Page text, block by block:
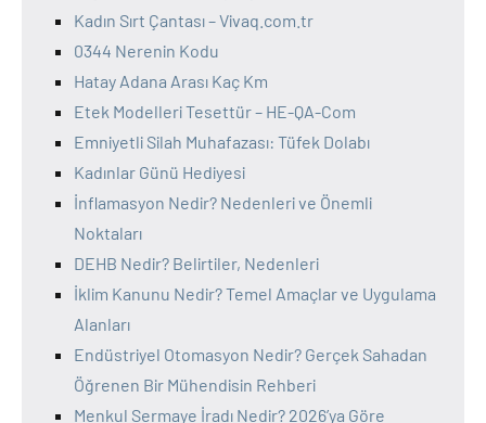
Kadın Sırt Çantası – Vivaq.com.tr
0344 Nerenin Kodu
Hatay Adana Arası Kaç Km
Etek Modelleri Tesettür – HE-QA-Com
Emniyetli Silah Muhafazası: Tüfek Dolabı
Kadınlar Günü Hediyesi
İnflamasyon Nedir? Nedenleri ve Önemli
Noktaları
DEHB Nedir? Belirtiler, Nedenleri
İklim Kanunu Nedir? Temel Amaçlar ve Uygulama
Alanları
Endüstriyel Otomasyon Nedir? Gerçek Sahadan
Öğrenen Bir Mühendisin Rehberi
Menkul Sermaye İradı Nedir? 2026’ya Göre